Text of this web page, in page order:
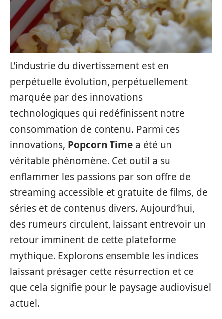
L’industrie du divertissement est en
perpétuelle évolution, perpétuellement
marquée par des innovations
technologiques qui redéfinissent notre
consommation de contenu. Parmi ces
innovations, Popcorn Time a été un
véritable phénomène. Cet outil a su
enflammer les passions par son offre de
streaming accessible et gratuite de films, de
séries et de contenus divers. Aujourd’hui,
des rumeurs circulent, laissant entrevoir un
retour imminent de cette plateforme
mythique. Explorons ensemble les indices
laissant présager cette résurrection et ce
que cela signifie pour le paysage audiovisuel
actuel.